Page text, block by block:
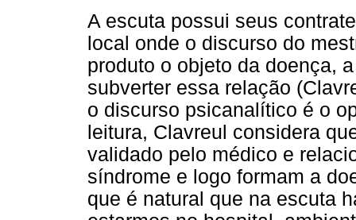
A escuta possui seus
local onde o discurso do
produto o objeto da doença,
subverter essa relação
o discurso psicanalítico é o
leitura, Clavreul considera
validado pelo médico e
síndrome e logo formam a
que é natural que na escuta